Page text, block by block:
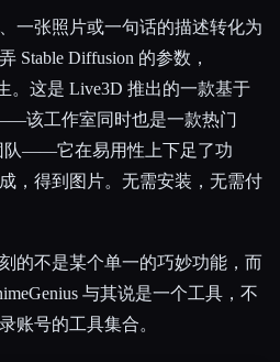
一张照片或一句话的描述转化为
Stable Diffusion 的参数，
。这是 Live3D 推出的一款基于
该工作室同时也是一款热门
队——它在易用性上下足了功
，得到图片。无需安装，无需付
的不是某个单一的巧妙功能，而
与其说是一个工具，不
账号的工具集合。